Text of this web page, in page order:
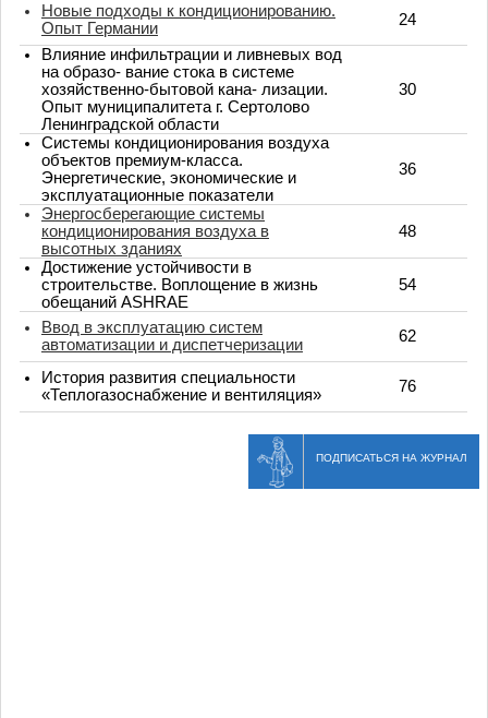
Новые подходы к кондиционированию.
Опыт Германии
24
Влияние инфильтрации и ливневых вод
на образо- вание стока в системе
хозяйственно-бытовой кана- лизации.
Опыт муниципалитета г. Сертолово
Ленинградской области
30
Системы кондиционирования воздуха
объектов премиум-класса.
Энергетические, экономические и
эксплуатационные показатели
36
Энергосберегающие системы
кондиционирования воздуха в
высотных зданиях
48
Достижение устойчивости в
строительстве. Воплощение в жизнь
обещаний ASHRAE
54
Ввод в эксплуатацию систем
автоматизации и диспетчеризации
62
История развития специальности
«Теплогазоснабжение и вентиляция»
76
ПОДПИСАТЬСЯ НА ЖУРНАЛ